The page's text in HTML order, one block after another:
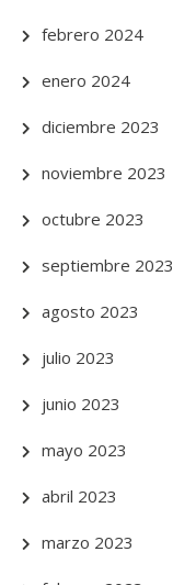
febrero 2024
enero 2024
diciembre 2023
noviembre 2023
octubre 2023
septiembre 2023
agosto 2023
julio 2023
junio 2023
mayo 2023
abril 2023
marzo 2023